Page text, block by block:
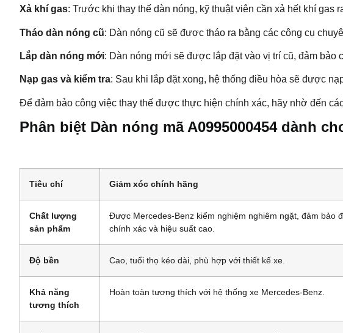
Xả khí gas: Trước khi thay thế dàn nóng, kỹ thuật viên cần xả hết khí gas
Tháo dàn nóng cũ: Dàn nóng cũ sẽ được tháo ra bằng các công cụ
Lắp dàn nóng mới: Dàn nóng mới sẽ được lắp đặt vào vị trí cũ, đảm bảo
Nạp gas và kiểm tra: Sau khi lắp đặt xong, hệ thống điều hòa sẽ được
Để đảm bảo công việc thay thế được thực hiện chính xác, hãy nhờ đến
Phân biệt Dàn nóng mã A0995000454 dành
Tiêu chí Giảm xóc chính hãng
Chất lượng
sản phẩm
Được Mercedes-Benz kiểm nghiệm nghiêm ngặt, đảm bảo
chính xác và hiệu suất cao.
Độ bền Cao, tuổi thọ kéo dài, phù hợp với thiết kế xe.
Khả năng
tương thích
Hoàn toàn tương thích với hệ thống xe Mercedes-Benz.